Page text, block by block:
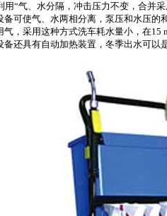
用“气、水分隔，冲击压力不变，合并
备可使气、水两相分离，泵压和水压
气，采用这种方式洗车耗水量小，在15
备还具有自动加热装置，冬季出水可